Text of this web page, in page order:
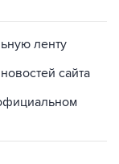
ленту
сайта